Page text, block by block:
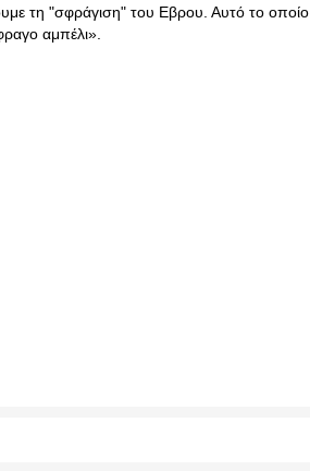
τη "σφράγιση" του Εβρου. Αυτό το οποίο
αμπέλι».